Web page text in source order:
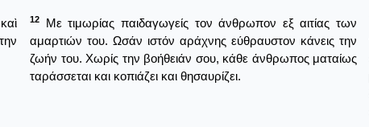
12
Με τιμωρίας παιδαγωγείς τον άνθρωπον εξ αιτίας των
αμαρτιών του. Ωσάν ιστόν αράχνης εύθραυστον κάνεις την
ζωήν του. Χωρίς την βοήθειάν σου, κάθε άνθρωπος ματαίως
ταράσσεται και κοπιάζει και θησαυρίζει.